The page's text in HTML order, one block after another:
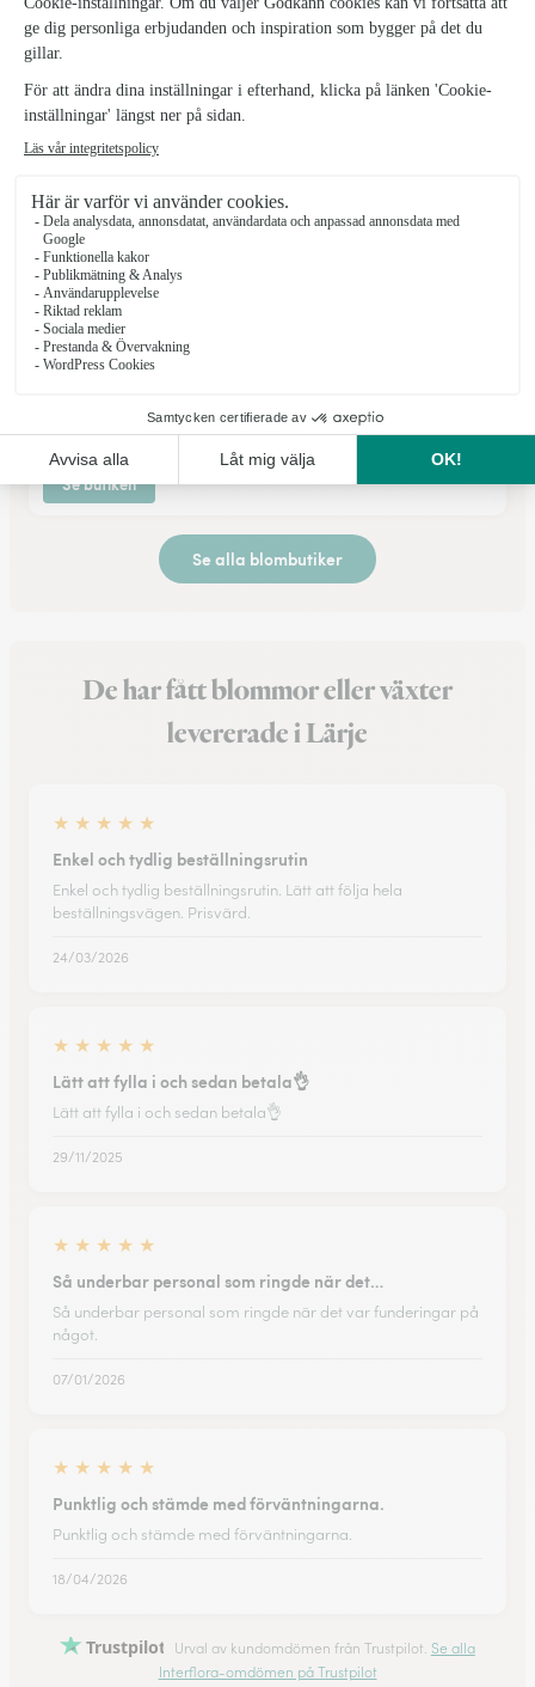
Göteborg
★★★★★3.4 (49)
Vintergatan 4
Se butiken
Misteln Blommor
4.9 (15)
Vallhamra Torg 4D
Se butiken
Se alla blombutiker
De har fått blommor eller växter
levererade i Lärje
★ ★ ★ ★ ★
Enkel och tydlig beställningsrutin
Enkel och tydlig beställningsrutin. Lätt att följa hela
beställningsvägen. Prisvärd.
24/03/2026
★ ★ ★ ★ ★
Lätt att fylla i och sedan betala👌
Lätt att fylla i och sedan betala👌
29/11/2025
★ ★ ★ ★ ★
Så underbar personal som ringde när det…
Så underbar personal som ringde när det var funderingar på
något.
07/01/2026
★ ★ ★ ★ ★
Punktlig och stämde med förväntningarna.
Punktlig och stämde med förväntningarna.
18/04/2026
Trustpilot Urval av kundomdömen från Trustpilot. Se alla
Interflora-omdömen på Trustpilot